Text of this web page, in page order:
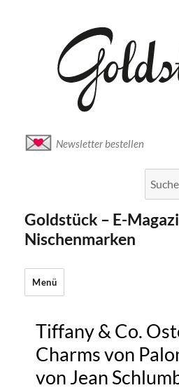
Newsletter bestellen
nach:
Goldstück – E-
Nischenmarken
Menü
Tiffany & Co.
Charms von
von Jean